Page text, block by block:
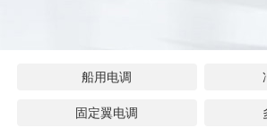
船用电调
固定翼电调